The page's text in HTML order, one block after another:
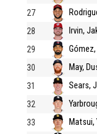
27
28 Irvin,
29
30 May,
31 Sears,
32
33 Matsui,